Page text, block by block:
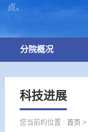
点。
分院概况
科技进展
您当前的位置 : 首页 >